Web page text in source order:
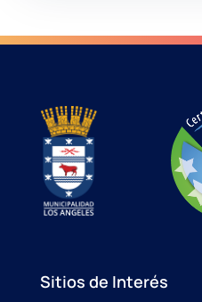
Sitios de Interés